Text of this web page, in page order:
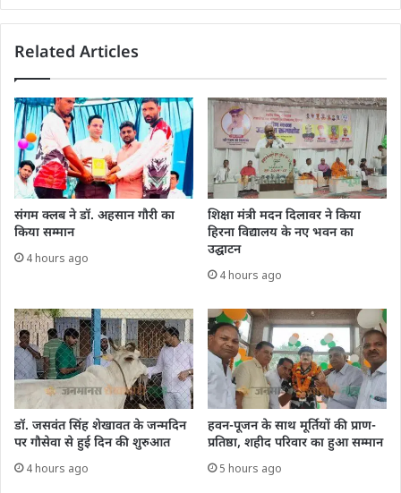
Related Articles
संगम क्लब ने डॉ. अहसान गौरी का
किया सम्मान
4 hours ago
शिक्षा मंत्री मदन दिलावर ने किया
हिरना विद्यालय के नए भवन का
उद्घाटन
4 hours ago
डॉ. जसवंत सिंह शेखावत के जन्मदिन
पर गौसेवा से हुई दिन की शुरुआत
4 hours ago
हवन-पूजन के साथ मूर्तियों की प्राण-
प्रतिष्ठा, शहीद परिवार का हुआ सम्मान
5 hours ago